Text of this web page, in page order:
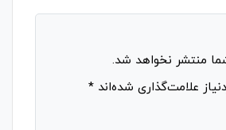
منتشر نخواهد شد.
علامت‌گذاری شده‌اند *